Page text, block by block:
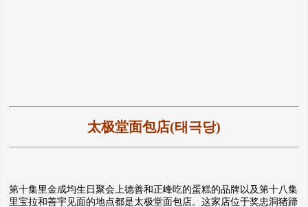
太极堂面包店(태극당)
第十集里金成均生日聚会上德善和正峰吃的蛋糕的品牌以及第十八集
里宝拉和善宇见面的地点都是太极堂面包店。这家店位于奖忠洞猪蹄